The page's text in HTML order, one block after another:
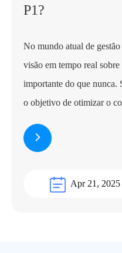
P1?
No mundo atual de
visão em tempo real
importante do que nunca.
o objetivo de otimizar o
Apr 21, 2025